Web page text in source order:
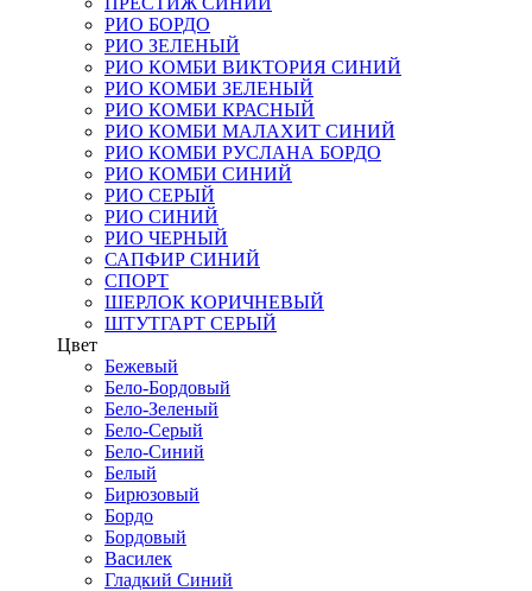
РИО БОРДО
РИО ЗЕЛЕНЫЙ
РИО КОМБИ ВИКТОРИЯ СИНИЙ
РИО КОМБИ ЗЕЛЕНЫЙ
РИО КОМБИ КРАСНЫЙ
РИО КОМБИ МАЛАХИТ СИНИЙ
РИО КОМБИ РУСЛАНА БОРДО
РИО КОМБИ СИНИЙ
РИО СЕРЫЙ
РИО СИНИЙ
РИО ЧЕРНЫЙ
САПФИР СИНИЙ
СПОРТ
ШЕРЛОК КОРИЧНЕВЫЙ
ШТУТГАРТ СЕРЫЙ
Цвет
Бежевый
Бело-Бордовый
Бело-Зеленый
Бело-Серый
Бело-Синий
Белый
Бирюзовый
Бордо
Бордовый
Василек
Гладкий Синий